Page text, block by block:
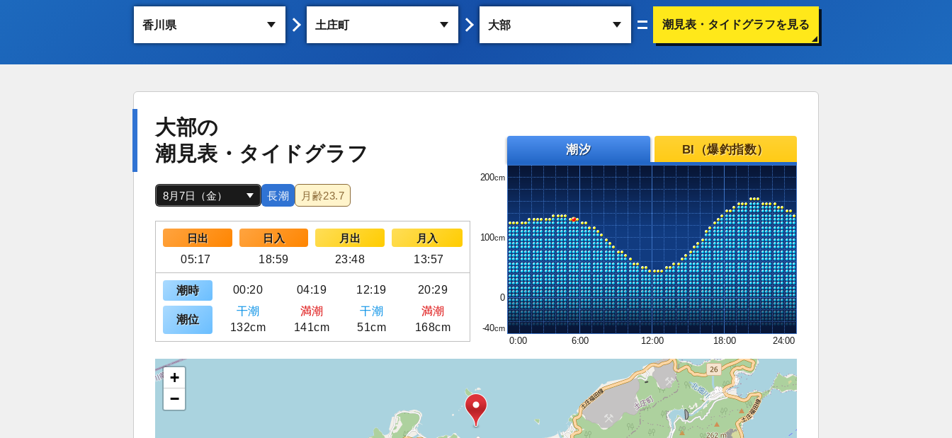
潮見表・タイドグラフを見る
大部の
潮見表・タイドグラフ
長潮 月齢23.7
日出 日入 月出
月入
05:17
18:59 23:48 13:57
潮時 00:20 04:19 12:19 20:29
潮位
干潮 満潮 干潮
満潮
132cm
141cm 51cm 168cm
潮汐 BI（爆釣指数）
200
100
0
-40
0:00
6:00 12:00 18:00 24:00
+
−